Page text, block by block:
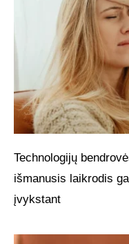
Technologijų
išmanusis laikrodis
įvykstant